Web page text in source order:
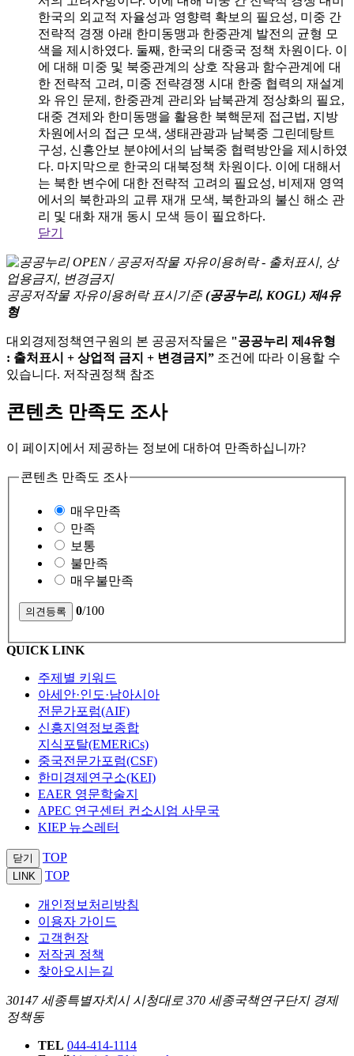
한국의 외교적 자율성과 영향력 확보의 필요성, 미중 간
전략적 경쟁 아래 한미동맹과 한중관계 발전의 균형 모
색을 제시하였다. 둘째, 한국의 대중국 정책 차원이다. 이
에 대해 미중 및 북중관계의 상호 작용과 함수관계에 대
한 전략적 고려, 미중 전략경쟁 시대 한중 협력의 재설계
와 유인 문제, 한중관계 관리와 남북관계 정상화의 필요,
대중 견제와 한미동맹을 활용한 북핵문제 접근법, 지방
차원에서의 접근 모색, 생태관광과 남북중 그린데탕트
구성, 신흥안보 분야에서의 남북중 협력방안을 제시하였
다. 마지막으로 한국의 대북정책 차원이다. 이에 대해서
는 북한 변수에 대한 전략적 고려의 필요성, 비제재 영역
에서의 북한과의 교류 재개 모색, 북한과의 불신 해소 관
리 및 대화 재개 동시 모색 등이 필요하다.
닫기
공공저작물 자유이용허락 표시기준 (공공누리, KOGL) 제4유
형
대외경제정책연구원의 본 공공저작물은 "공공누리 제4유형
: 출처표시 + 상업적 금지 + 변경금지” 조건에 따라 이용할 수
있습니다. 저작권정책 참조
콘텐츠 만족도 조사
이 페이지에서 제공하는 정보에 대하여 만족하십니까?
콘텐츠 만족도 조사
매우만족
만족
보통
불만족
매우불만족
0/100
QUICK LINK
주제별 키워드
아세안·인도·남아시아
전문가포럼(AIF)
신흥지역정보종합
지식포탈(EMERiCs)
중국전문가포럼(CSF)
한미경제연구소(KEI)
EAER 영문학술지
APEC 연구센터 컨소시엄 사무국
KIEP 뉴스레터
닫기 TOP
LINK TOP
개인정보처리방침
이용자 가이드
고객헌장
저작권 정책
찾아오시는길
30147 세종특별자치시 시청대로 370 세종국책연구단지 경제
정책동
TEL 044-414-1114